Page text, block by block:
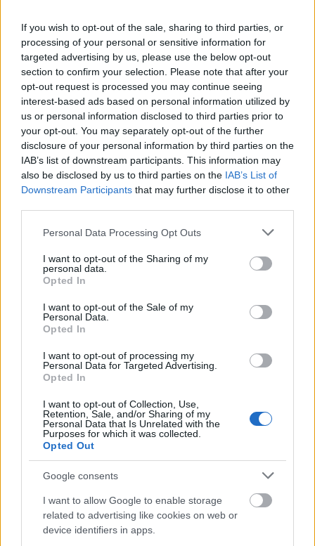
If you wish to opt-out of the sale, sharing to third parties, or
processing of your personal or sensitive information for
targeted advertising by us, please use the below opt-out
section to confirm your selection. Please note that after your
opt-out request is processed you may continue seeing
interest-based ads based on personal information utilized by
us or personal information disclosed to third parties prior to
your opt-out. You may separately opt-out of the further
disclosure of your personal information by third parties on the
IAB’s list of downstream participants. This information may
also be disclosed by us to third parties on the IAB’s List of
Downstream Participants that may further disclose it to other
Please note that this website/app uses one or more Google
not limited to your visit or usage behaviour. You may click to
grant or deny consent to Google and its third-party tags to
use your data for below specified purposes in below Google
consent section.
Personal Data Processing Opt Outs
I want to opt-out of the Sharing of my
personal data.
Opted In
I want to opt-out of the Sale of my
Personal Data.
Opted In
I want to opt-out of processing my
Personal Data for Targeted Advertising.
Opted In
I want to opt-out of Collection, Use,
Retention, Sale, and/or Sharing of my
Personal Data that Is Unrelated with the
Purposes for which it was collected.
Opted Out
Google consents
I want to allow Google to enable storage
related to advertising like cookies on web or
device identifiers in apps.
Ακολουθήστε τοinsider.gr στο Google News
και μάθετε
πρώτοι όλες τιςειδήσειςαπό την Ελλάδα και τον κόσμο.